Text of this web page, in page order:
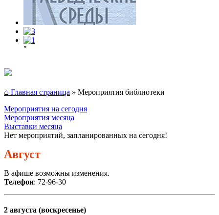
"
⌂ Главная страница » Мероприятия библиотеки
Мероприятия на сегодня
Мероприятия месяца
Выставки месяца
Нет мероприятий, запланированных на сегодня!
Август
В афише возможны изменения.
Телефон: 72-96-30
2 августа (воскресенье)